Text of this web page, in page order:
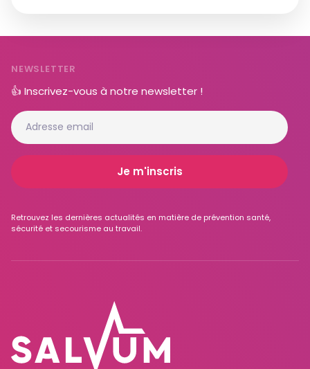
NEWSLETTER
👍 Inscrivez-vous à notre newsletter !
Retrouvez les dernières actualités en matière de prévention santé,
sécurité et secourisme au travail.